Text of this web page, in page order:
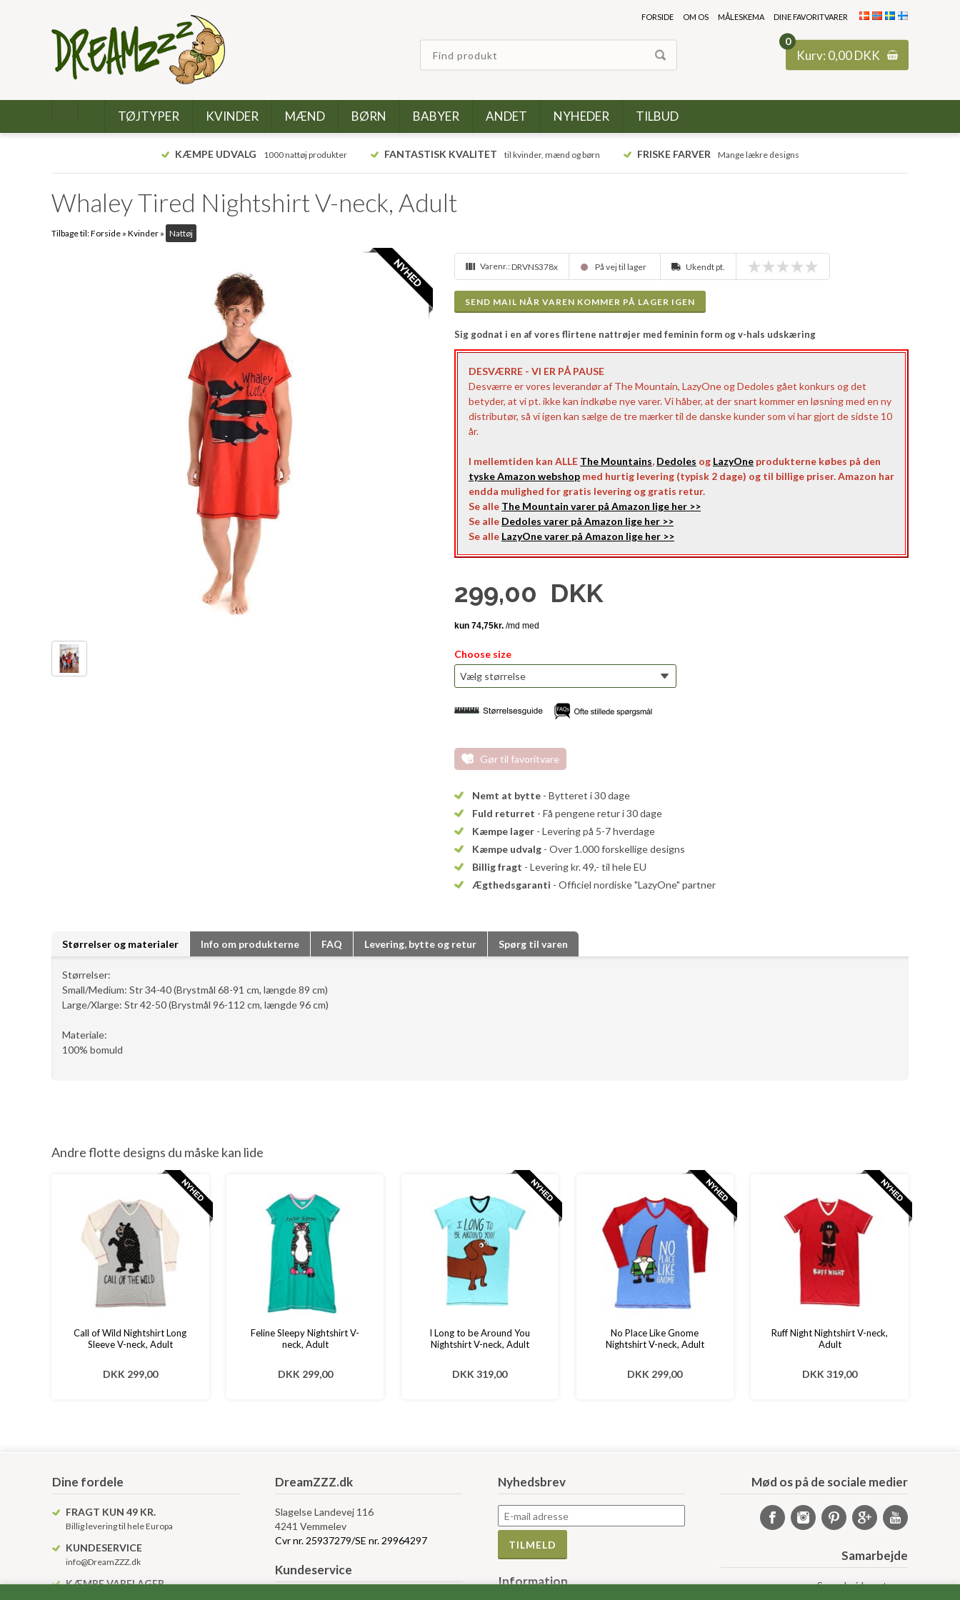
0
Kurv: 0,00DKK
FORSIDE OM OS MÅLESKEMA DINE FAVORITVARER
TØJTYPER KVINDER MÆND BØRN BABYER ANDET NYHEDER TILBUD
KÆMPE UDVALG 1000 nattøj produkter FANTASTISK KVALITET til kvinder, mænd og børn FRISKE FARVER Mange lækre designs
Whaley Tired Nightshirt V-neck, Adult
Tilbage til:Forside » Kvinder » Nattøj
Varenr.:DRVNS378x På vej til lager Ukendt pt.
SEND MAIL NÅR VAREN KOMMER PÅ LAGER IGEN
Sig godnat i en af vores flirtene nattrøjer med feminin form og v-hals udskæring
DESVÆRRE - VI ER PÅ PAUSE
Desværre er vores leverandør af The Mountain, LazyOne og Dedoles gået konkurs og det
betyder, at vi pt. ikke kan indkøbe nye varer. Vi håber, at der snart kommer en løsning med en ny
distributør, så vi igen kan sælge de tre mærker til de danske kunder som vi har gjort de sidste 10
år.
I mellemtiden kan ALLE The Mountains, Dedoles og LazyOne produkterne købes på den
tyske Amazon webshop med hurtig levering (typisk 2 dage) og til billige priser. Amazon har
endda mulighed for gratis levering og gratis retur.
Se alle The Mountain varer på Amazon lige her >>
Se alle Dedoles varer på Amazon lige her >>
Se alle LazyOne varer på Amazon lige her >>
299,00 DKK
Choose size
Gør til favoritvare
Nemt at bytte - Bytteret i 30 dage
Fuld returret - Få pengene retur i 30 dage
Kæmpe lager - Levering på 5-7 hverdage
Kæmpe udvalg - Over 1.000 forskellige designs
Billig fragt - Levering kr. 49,- til hele EU
Ægthedsgaranti - Officiel nordiske "LazyOne" partner
Størrelser og materialer Info om produkterne FAQ Levering, bytte og retur Spørg til varen
Størrelser:
Small/Medium: Str 34-40 (Brystmål 68-91 cm, længde 89 cm)
Large/Xlarge: Str 42-50 (Brystmål 96-112 cm, længde 96 cm)
Materiale:
100% bomuld
Andre flotte designs du måske kan lide
Call of Wild Nightshirt Long
Sleeve V-neck, Adult
DKK 299,00
Feline Sleepy Nightshirt V-
neck, Adult
DKK 299,00
I Long to be Around You
Nightshirt V-neck, Adult
DKK 319,00
No Place Like Gnome
Nightshirt V-neck, Adult
DKK 299,00
Ruff Night Nightshirt V-neck,
Adult
DKK 319,00
Dine fordele
FRAGT KUN 49 KR.
Billig levering til hele Europa
KUNDESERVICE
info@DreamZZZ.dk
KÆMPE VARELAGER
DreamZZZ.dk
Slagelse Landevej 116
4241 Vemmelev
Cvr nr. 25937279/SE nr. 29964297
Kundeservice
Nyhedsbrev
Information
Mød os på de sociale medier
Samarbejde
Samarbejdspartnere